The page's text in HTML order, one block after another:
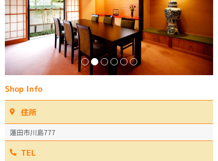
Shop Info
住所
蓮田市川島777
TEL